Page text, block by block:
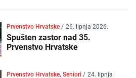
Prvenstvo Hrvatske / 26. lipnja 2026.
Spušten zastor nad 35.
Prvenstvo Hrvatske
Prvenstvo Hrvatske, Seniori / 24. lipnja